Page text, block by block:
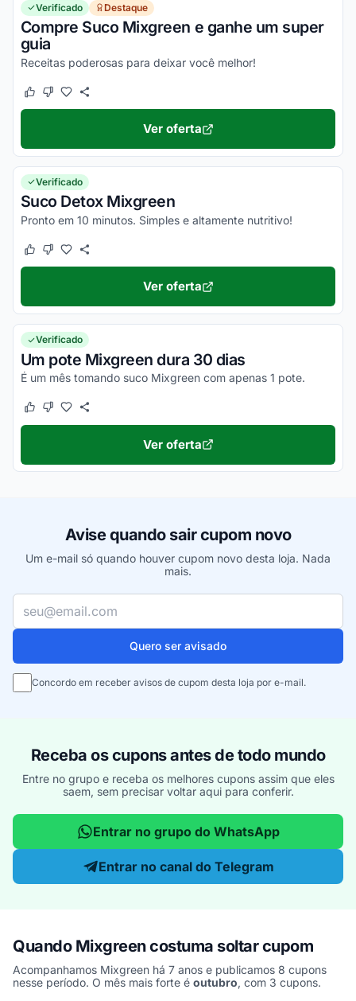
Verificado Destaque
Compre Suco Mixgreen e ganhe um super
guia
Receitas poderosas para deixar você melhor!
Este cupom funcionou
Este cupom não funcionou
Ver oferta
Verificado
Suco Detox Mixgreen
Pronto em 10 minutos. Simples e altamente nutritivo!
Este cupom funcionou
Este cupom não funcionou
Ver oferta
Verificado
Um pote Mixgreen dura 30 dias
É um mês tomando suco Mixgreen com apenas 1 pote.
Este cupom funcionou
Este cupom não funcionou
Ver oferta
Avise quando sair cupom novo
Um e-mail só quando houver cupom novo desta loja. Nada
mais.
Quero ser avisado
Concordo em receber avisos de cupom desta loja por e-mail.
Receba os cupons antes de todo mundo
Entre no grupo e receba os melhores cupons assim que eles
saem, sem precisar voltar aqui para conferir.
Entrar no grupo do WhatsApp
Entrar no canal do Telegram
Quando Mixgreen costuma soltar cupom
Acompanhamos Mixgreen há 7 anos e publicamos 8 cupons
nesse período. O mês mais forte é outubro, com 3 cupons.